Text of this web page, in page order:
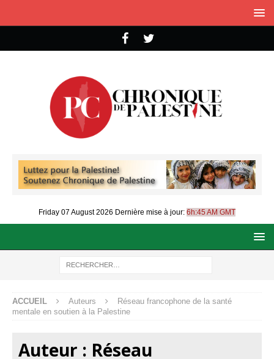
Friday 07 August 2026 Dernière mise à jour: 6h:45 AM GMT
ACCUEIL Auteurs
Réseau francophone de la santé
mentale en soutien à la Palestine
Auteur : Réseau